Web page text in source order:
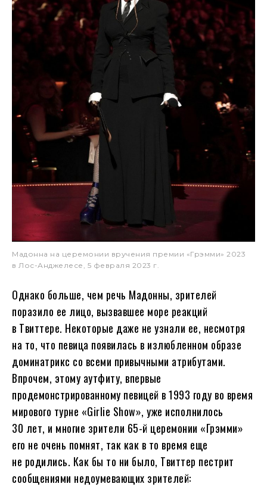
Мадонна на церемонии вручения премии «Грэмми» 2023
в Лос-Анджелесе, 5 февраля 2023 г.
Однако больше, чем речь Мадонны, зрителей
поразило ее лицо, вызвавшее море реакций
в Твиттере. Некоторые даже не узнали ее, несмотря
на то, что певица появилась в излюбленном образе
доминатрикс со всеми привычными атрибутами.
Впрочем, этому аутфиту, впервые
продемонстрированному певицей в 1993 году во время
мирового турне «Girlie Show», уже исполнилось
30 лет, и многие зрители 65-й церемонии «Грэмми»
его не очень помнят, так как в то время еще
не родились. Как бы то ни было, Твиттер пестрит
сообщениями недоумевающих зрителей: